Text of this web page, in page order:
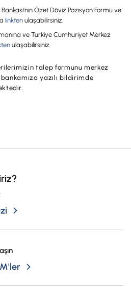
Özet Döviz Pozisyon Formu ve
linktenulaşabilirsiniz.
ve Türkiye Cumhuriyet Merkez
ulaşabilirsiniz.
talep formunu merkez
yazılı bildirimde